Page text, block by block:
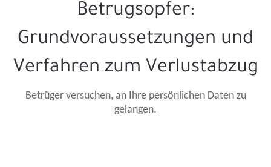
Betrugsopfer:
Grundvoraussetzungen und
Verfahren zum Verlustabzug
Betrüger versuchen, an Ihre persönlichen Daten zu
gelangen.